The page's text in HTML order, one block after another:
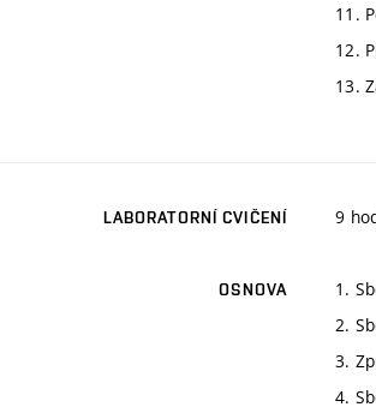
11.
12.
13.
LABORATORNÍ CVIČENÍ 9
OSNOVA
1.
2.
3.
4.